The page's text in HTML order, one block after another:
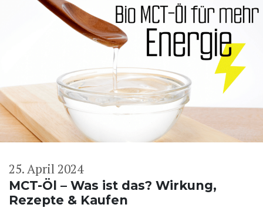
MCT-Öl – Was ist das? Wirkung,
Rezepte & Kaufen
25. April 2024